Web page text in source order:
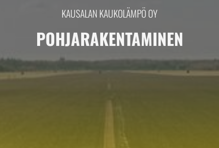
KAUSALAN KAUKOLÄMPÖ OY
POHJARAKENTAMINEN